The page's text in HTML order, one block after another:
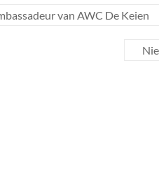
van AWC De Keien